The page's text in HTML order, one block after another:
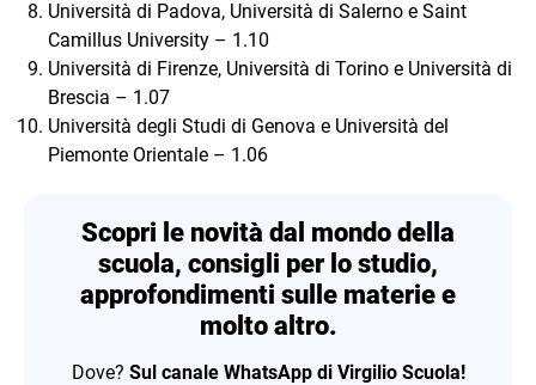
Università di Padova, Università di Salerno e Saint
Camillus University – 1.10
Università di Firenze, Università di Torino e Università di
Brescia – 1.07
Università degli Studi di Genova e Università del
Piemonte Orientale – 1.06
Scopri le novità dal mondo della
scuola, consigli per lo studio,
approfondimenti sulle materie e
molto altro.
Dove? Sul canale WhatsApp di Virgilio Scuola!